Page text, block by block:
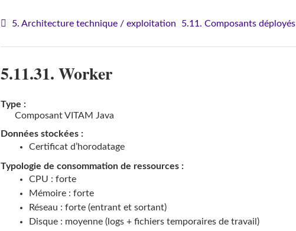
5. Architecture technique / exploitation 5.11. Composants déployés
5.11.31. Worker
Type :
Composant VITAM Java
Données stockées :
Certificat d’horodatage
Typologie de consommation de ressources :
CPU : forte
Mémoire : forte
Réseau : forte (entrant et sortant)
Disque : moyenne (logs + fichiers temporaires de travail)